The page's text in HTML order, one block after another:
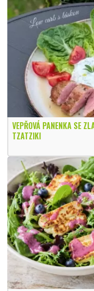
VEPŘOVÁ PANENKA SE
TZATZIKI